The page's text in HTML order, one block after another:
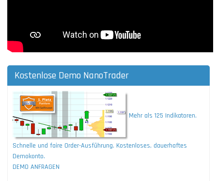
Kostenlose Demo NanoTrader
Mehr als 125 Indikatoren.
Schnelle und faire Order-Ausführung. Kostenloses, dauerhaftes
Demokonto.
DEMO ANFRAGEN